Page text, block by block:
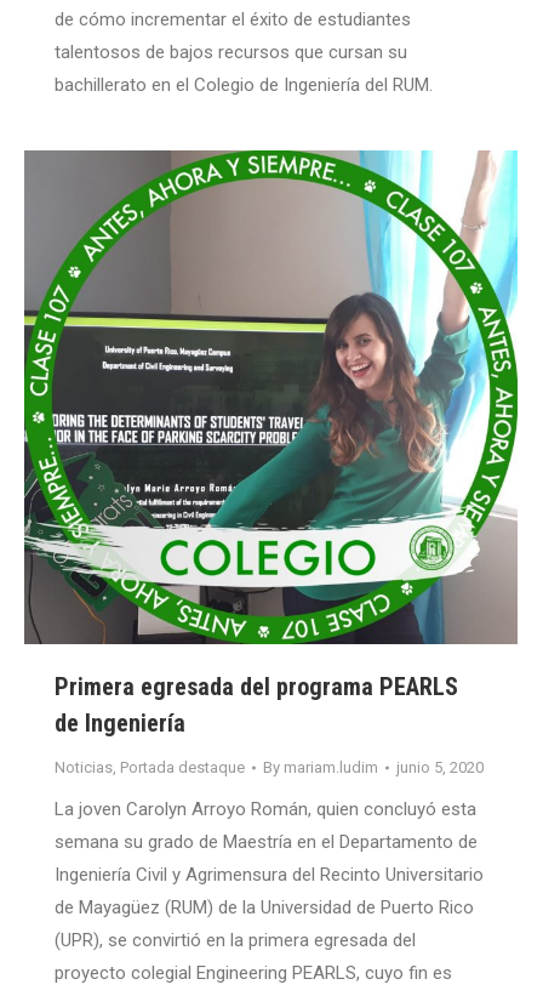
de cómo incrementar el éxito de estudiantes
talentosos de bajos recursos que cursan su
bachillerato en el Colegio de Ingeniería del RUM.
Primera egresada del programa PEARLS
de Ingeniería
Noticias, Portada destaque By mariam.ludim junio 5, 2020
La joven Carolyn Arroyo Román, quien concluyó esta
semana su grado de Maestría en el Departamento de
Ingeniería Civil y Agrimensura del Recinto Universitario
de Mayagüez (RUM) de la Universidad de Puerto Rico
(UPR), se convirtió en la primera egresada del
proyecto colegial Engineering PEARLS, cuyo fin es